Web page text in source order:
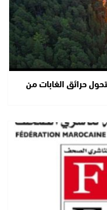
حرائق الغابات من